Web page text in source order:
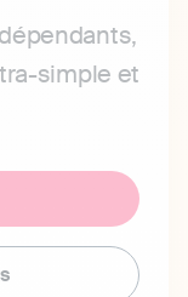
simple et